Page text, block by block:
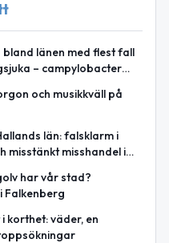
bland länen med flest fall
– campylobacter
och musikkväll på
län: falsklarm i
misstänkt misshandel i
har vår stad?
Falkenberg
korthet: väder, en